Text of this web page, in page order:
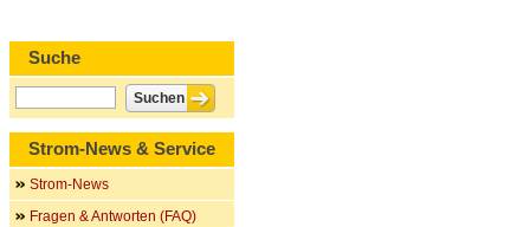
Suche
Strom-News & Service
Strom-News
Fragen & Antworten (FAQ)